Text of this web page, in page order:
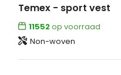
Temex - sport vest
11552 op voorraad
Non-woven